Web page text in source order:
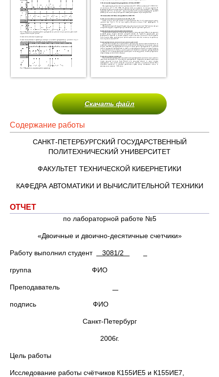
Скачать файл
Содержание работы
САНКТ-ПЕТЕРБУРГСКИЙ ГОСУДАРСТВЕННЫЙ
ПОЛИТЕХНИЧЕСКИЙ УНИВЕРСИТЕТ
ФАКУЛЬТЕТ ТЕХНИЧЕСКОЙ КИБЕРНЕТИКИ
КАФЕДРА АВТОМАТИКИ И ВЫЧИСЛИТЕЛЬНОЙ ТЕХНИКИ
ОТЧЕТ
по лабораторной работе №5
«Двоичные и двоично-десятичные счетчики»
Работу выполнил студент 3081/2
группа ФИО
Преподаватель
подпись ФИО
Санкт-Петербург
2006г.
Цель работы
Исследование работы счётчиков К155ИЕ5 и К155ИЕ7,